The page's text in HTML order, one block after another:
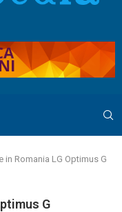
in Romania LG Optimus G
G